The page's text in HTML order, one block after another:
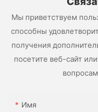
Мы приветствуем
способны
получения
посетите веб-сайт
Имя